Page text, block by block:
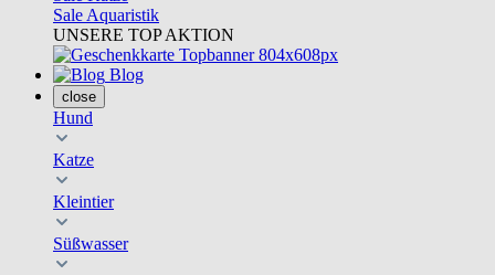
Sale Aquaristik
UNSERE TOP AKTION
Blog
close
Hund
Katze
Kleintier
Süßwasser